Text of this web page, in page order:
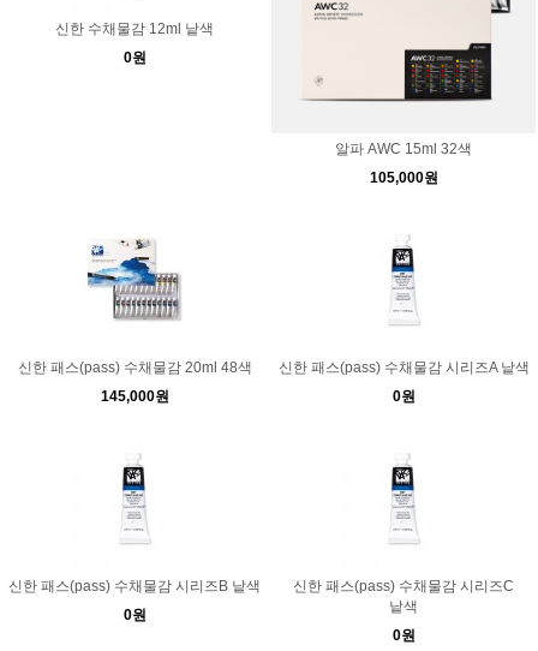
신한 수채물감 12ml 낱색
0원
알파 AWC 15ml 32색
105,000원
신한 패스(pass) 수채물감 20ml 48색
145,000원
신한 패스(pass) 수채물감 시리즈A 낱색
0원
신한 패스(pass) 수채물감 시리즈B 낱색
0원
신한 패스(pass) 수채물감 시리즈C
낱색
0원